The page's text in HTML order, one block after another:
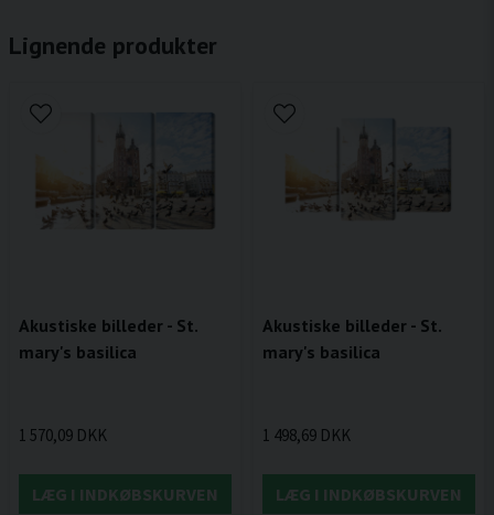
Lignende produkter
Akustiske billeder - St.
mary's basilica
1 570,09 DKK
LÆG I INDKØBSKURVEN
Akustiske billeder - St.
mary's basilica
1 498,69 DKK
LÆG I INDKØBSKURVEN